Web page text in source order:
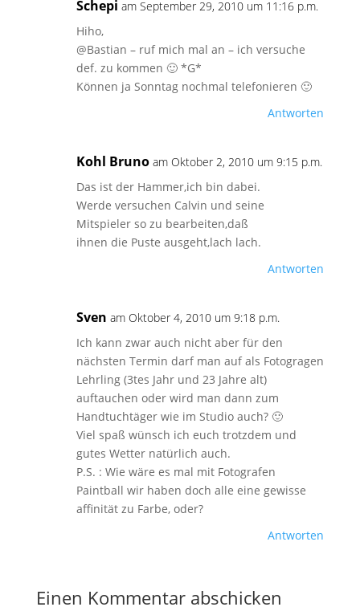
Schepi am September 29, 2010 um 11:16 p.m.
Hiho,
@Bastian – ruf mich mal an – ich versuche
def. zu kommen 🙂 *G*
Können ja Sonntag nochmal telefonieren 🙂
Antworten
Kohl Bruno am Oktober 2, 2010 um 9:15 p.m.
Das ist der Hammer,ich bin dabei.
Werde versuchen Calvin und seine
Mitspieler so zu bearbeiten,daß
ihnen die Puste ausgeht,lach lach.
Antworten
Sven am Oktober 4, 2010 um 9:18 p.m.
Ich kann zwar auch nicht aber für den
nächsten Termin darf man auf als Fotogragen
Lehrling (3tes Jahr und 23 Jahre alt)
auftauchen oder wird man dann zum
Handtuchtäger wie im Studio auch? 🙂
Viel spaß wünsch ich euch trotzdem und
gutes Wetter natürlich auch.
P.S. : Wie wäre es mal mit Fotografen
Paintball wir haben doch alle eine gewisse
affinität zu Farbe, oder?
Antworten
Einen Kommentar abschicken